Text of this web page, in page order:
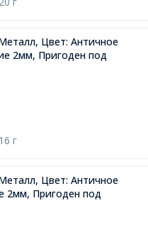
Цвет: Античное
2мм, Пригоден под
16 г
Цвет: Античное
2мм, Пригоден под